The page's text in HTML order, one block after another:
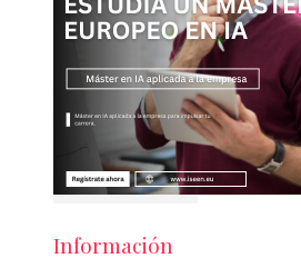
Información